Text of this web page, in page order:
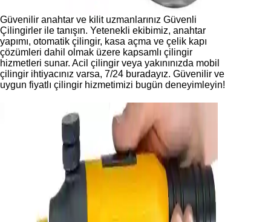
Güvenilir anahtar ve kilit uzmanlarınız Güvenli
Çilingirler ile tanışın. Yetenekli ekibimiz, anahtar
yapımı, otomatik çilingir, kasa açma ve çelik kapı
çözümleri dahil olmak üzere kapsamlı çilingir
hizmetleri sunar. Acil çilingir veya yakınınızda mobil
çilingir ihtiyacınız varsa, 7/24 buradayız. Güvenilir ve
uygun fiyatlı çilingir hizmetimizi bugün deneyimleyin!